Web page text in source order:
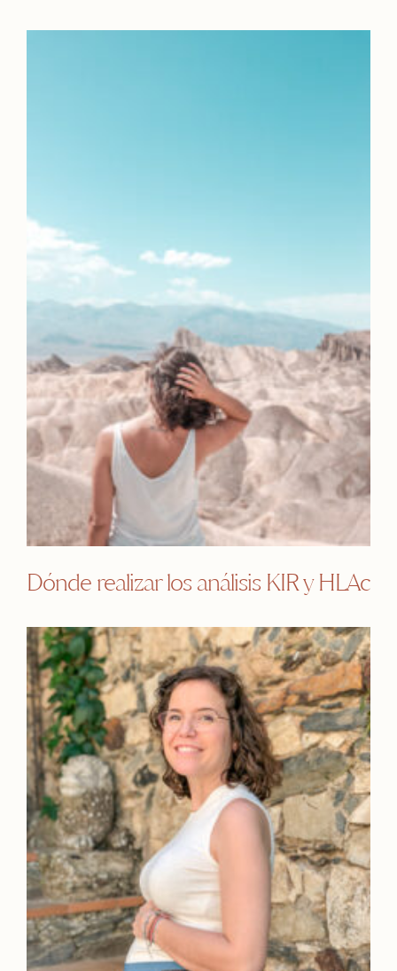
Dónde realizar los análisis KIR y HLAc